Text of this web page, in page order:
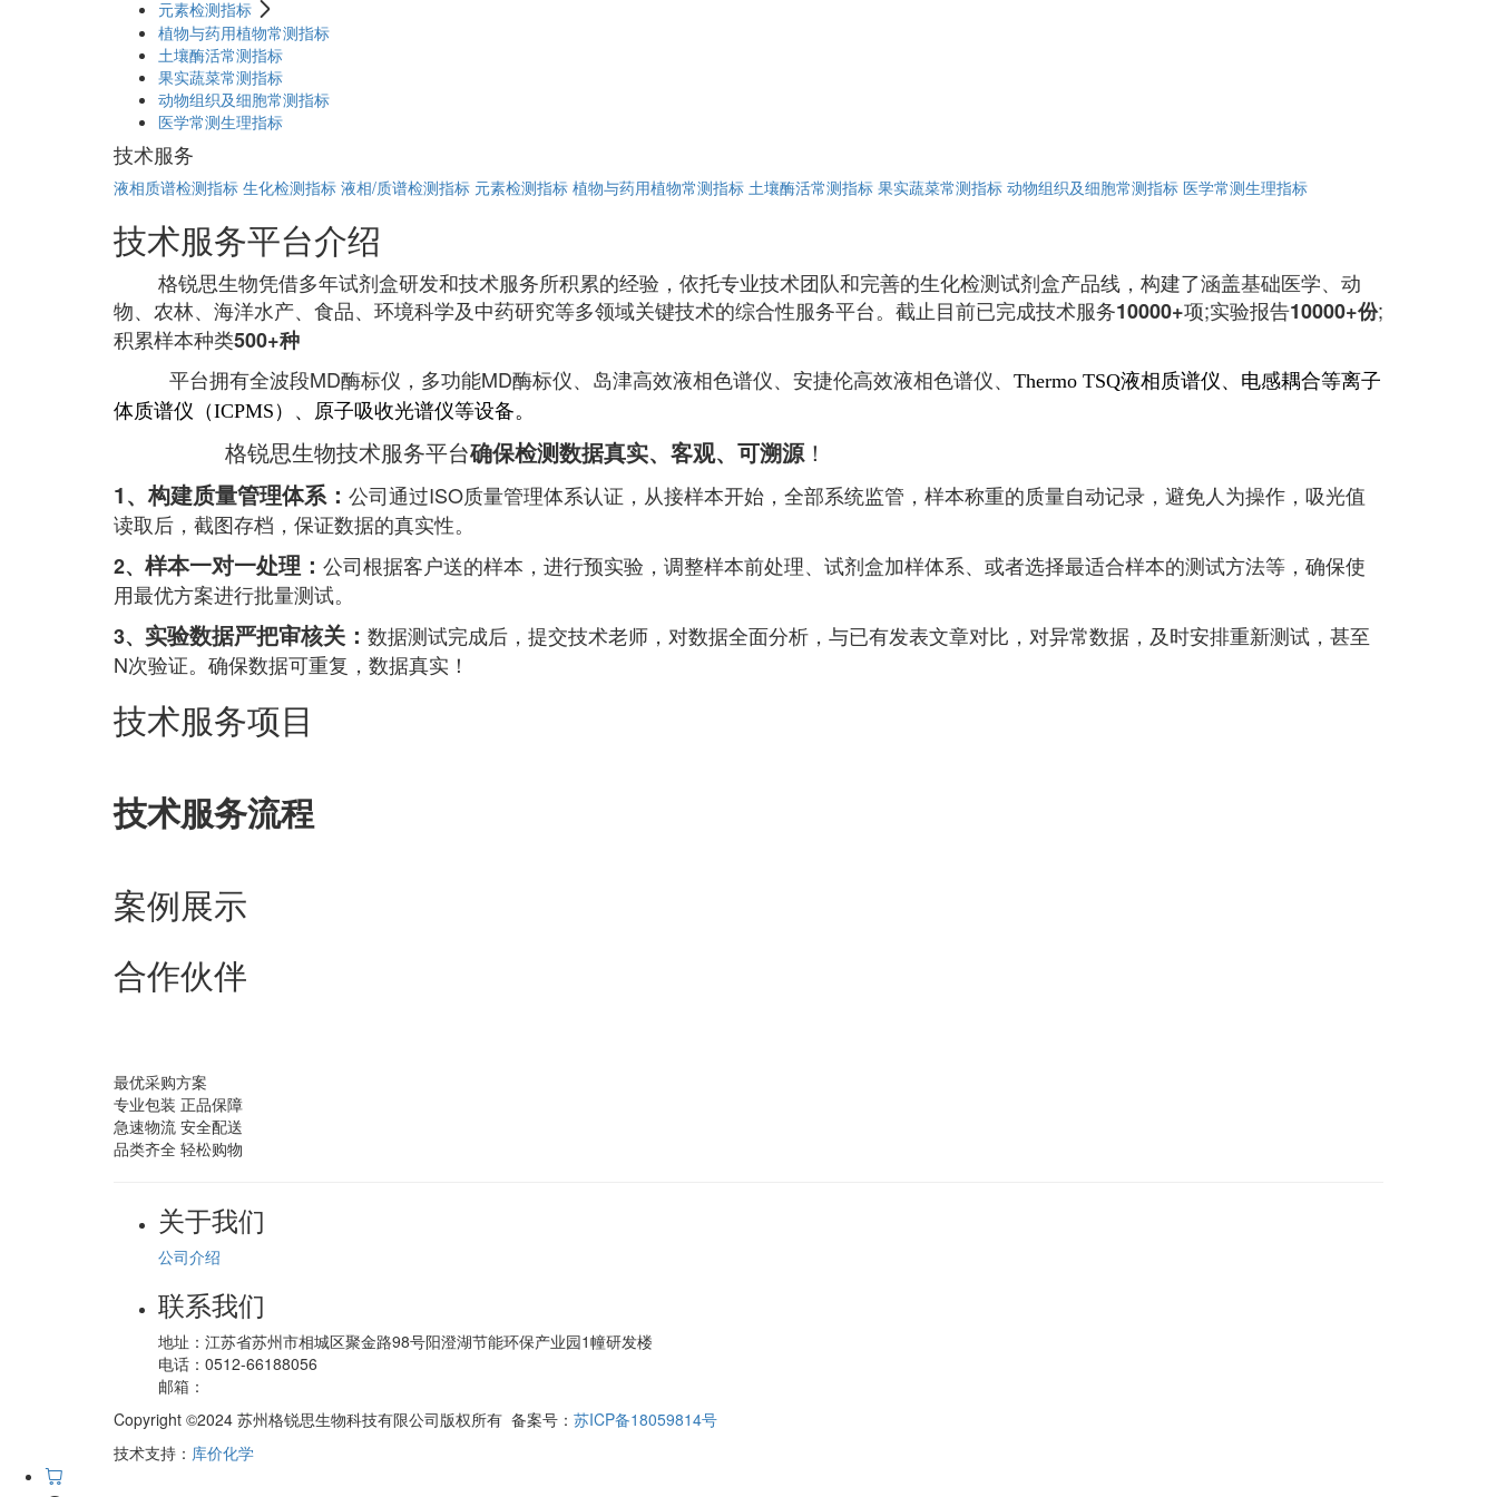
元素检测指标
植物与药用植物常测指标
土壤酶活常测指标
果实蔬菜常测指标
动物组织及细胞常测指标
医学常测生理指标
技术服务
液相质谱检测指标 生化检测指标 液相/质谱检测指标 元素检测指标 植物与药用植物常测指标 土壤酶活常测指标 果实蔬菜常测指标 动物组织及细胞常测指标 医学常测生理指标
技术服务平台介绍
格锐思生物凭借多年试剂盒研发和技术服务所积累的经验，依托专业技术团队和完善的生化检测试剂盒产品线，构建了涵盖基础医学、动
物、农林、海洋水产、食品、环境科学及中药研究等多领域关键技术的综合性服务平台。截止目前已完成技术服务10000+项;实验报告10000+份;
积累样本种类500+种
平台拥有全波段MD酶标仪，多功能MD酶标仪、岛津高效液相色谱仪、安捷伦高效液相色谱仪、
Thermo TSQ液相质谱仪、电感耦合等离子
体质谱仪（ICPMS）、原子吸收光谱仪等设备。
格锐思生物技术服务平台确保检测数据真实、客观、可溯源！
1、构建质量管理体系： 公司通过ISO质量管理体系认证，从接样本开始，全部系统监管，样本称重的质量自动记录，避免人为操作，吸光值
读取后，截图存档，保证数据的真实性。
2、 样本一对一处理： 公司根据客户送的样本，进行预实验，调整样本前处理、试剂盒加样体系、或者选择最适合样本的测试方法等，确保使
用最优方案进行批量测试。
3、 实验数据严把审核关： 数据测试完成后，提交技术老师，对数据全面分析，与已有发表文章对比，对异常数据，及时安排重新测试，甚至
N次验证。确保数据可重复，数据真实！
技术服务项目
技术服务流程
案例展示
合作伙伴
最优采购方案
专业包装 正品保障
急速物流 安全配送
品类齐全 轻松购物
关于我们
公司介绍
联系我们
地址： 江苏省苏州市相城区聚金路98号阳澄湖节能环保产业园1幢研发楼
电话： 0512-66188056
邮箱：
Copyright ©2024 苏州格锐思生物科技有限公司版权所有 备案号： 苏ICP备18059814号
技术支持： 库价化学